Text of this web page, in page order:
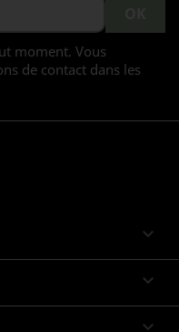
moment. Vous
de contact dans les


